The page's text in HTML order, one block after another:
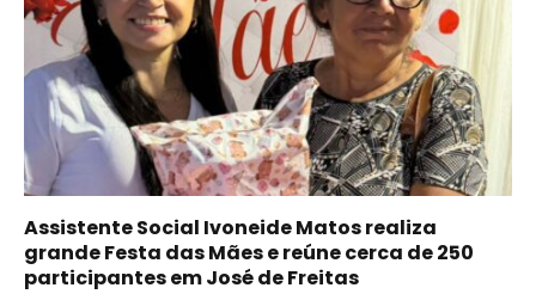
Assistente Social Ivoneide Matos realiza
grande Festa das Mães e reúne cerca de 250
participantes em José de Freitas